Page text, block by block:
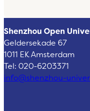
Shenzhou Open
Geldersekade 67
1011 EK Amsterdam
Tel: 020-6203371
info@shenzhou-